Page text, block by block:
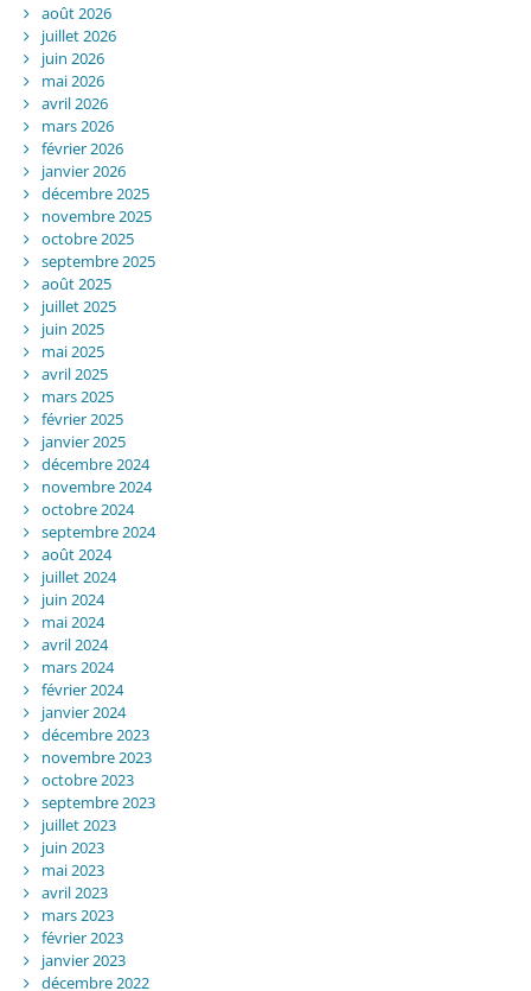
août 2026
juillet 2026
juin 2026
mai 2026
avril 2026
mars 2026
février 2026
janvier 2026
décembre 2025
novembre 2025
octobre 2025
septembre 2025
août 2025
juillet 2025
juin 2025
mai 2025
avril 2025
mars 2025
février 2025
janvier 2025
décembre 2024
novembre 2024
octobre 2024
septembre 2024
août 2024
juillet 2024
juin 2024
mai 2024
avril 2024
mars 2024
février 2024
janvier 2024
décembre 2023
novembre 2023
octobre 2023
septembre 2023
juillet 2023
juin 2023
mai 2023
avril 2023
mars 2023
février 2023
janvier 2023
décembre 2022